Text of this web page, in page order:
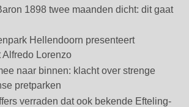
1898 twee maanden dicht: dit gaat
Hellendoorn presenteert
Lorenzo
naar binnen: klacht over strenge
pretparken
verraden dat ook bekende Efteling-